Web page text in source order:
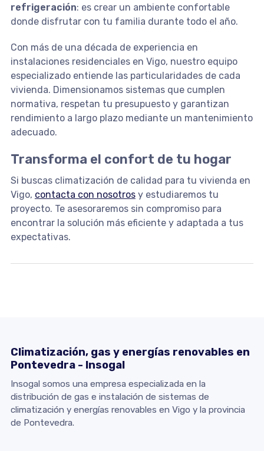
refrigeración: es crear un ambiente confortable
donde disfrutar con tu familia durante todo el año.
Con más de una década de experiencia en
instalaciones residenciales en Vigo, nuestro equipo
especializado entiende las particularidades de cada
vivienda. Dimensionamos sistemas que cumplen
normativa, respetan tu presupuesto y garantizan
rendimiento a largo plazo mediante un mantenimiento
adecuado.
Transforma el confort de tu hogar
Si buscas climatización de calidad para tu vivienda en
Vigo, contacta con nosotrosy estudiaremos tu
proyecto. Te asesoraremos sin compromiso para
encontrar la solución más eficiente y adaptada a tus
expectativas.
Climatización, gas y energías renovables en
Pontevedra - Insogal
Insogal somos una empresa especializada en la
distribución de gas e instalación de sistemas de
climatización y energías renovables en Vigo y la provincia
de Pontevedra.